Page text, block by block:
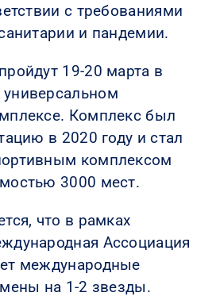
с требованиями
и пандемии.
19-20 марта в
Комплекс был
в 2020 году и стал
комплексом
3000 мест.
что в рамках
Ассоциация
международные
на 1-2 звезды.